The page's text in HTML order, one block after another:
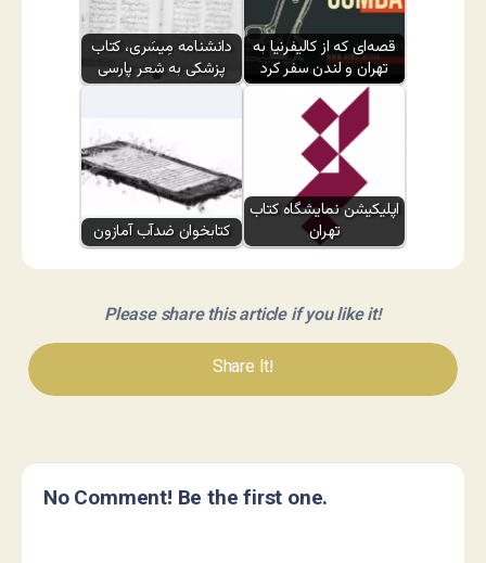
دانشنامه مِیسَری، کتاب
پزشکی به شعر پارسی
قصه‌ای که از کالیفرنیا به
تهران و لندن سفر کرد
کتابخوان ضدآب آمازون
اپلیکیشن نمایشگاه کتاب
تهران
Please share this article if you like it!
Share It!
No Comment! Be the first one.